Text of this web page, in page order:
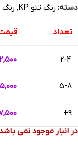
دسته: رنگ تتو KP , رنگ
تعداد
2-4
5-8
9+
در انبار موجود نمی